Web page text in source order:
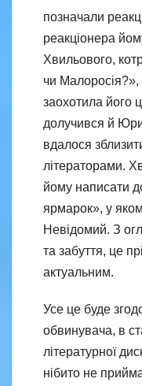
позначали
реакціонера
Хвильового,
чи
заохотила його
долучився й
вдалося
літераторами.
йому написати
ярмарок», у
Невідомий. З
та забуття, це
актуальним.
Усе це буде
обвинувача, в
літературної
нібито не